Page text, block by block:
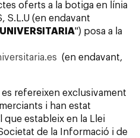
oferts a la botiga en línia
S.L.U (en endavant
") posa a la
(en endavant,
es refereixen exclusivament
i han estat
que estableix en la Llei
de la Informació i de